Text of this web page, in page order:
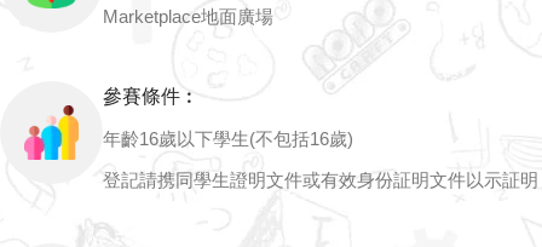
Marketplace地面廣場
參賽條件︰
年齡16歲以下學生(不包括16歲)
登記請携同學生證明文件或有效身份証明文件以示証明